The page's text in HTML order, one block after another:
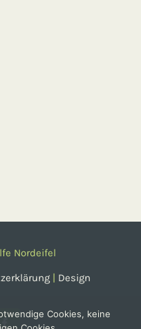
Nordeifel
| Design
Cookies, keine